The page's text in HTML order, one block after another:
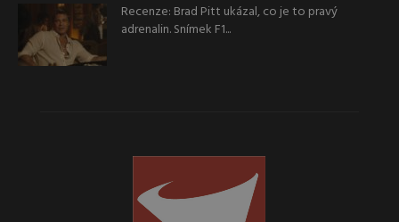
Recenze: Brad Pitt ukázal, co je to pravý
adrenalin. Snímek F1...